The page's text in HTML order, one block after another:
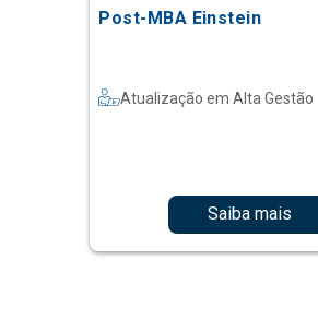
Post-MBA Einstein
Atualização em Alta Gestão
Saiba mais